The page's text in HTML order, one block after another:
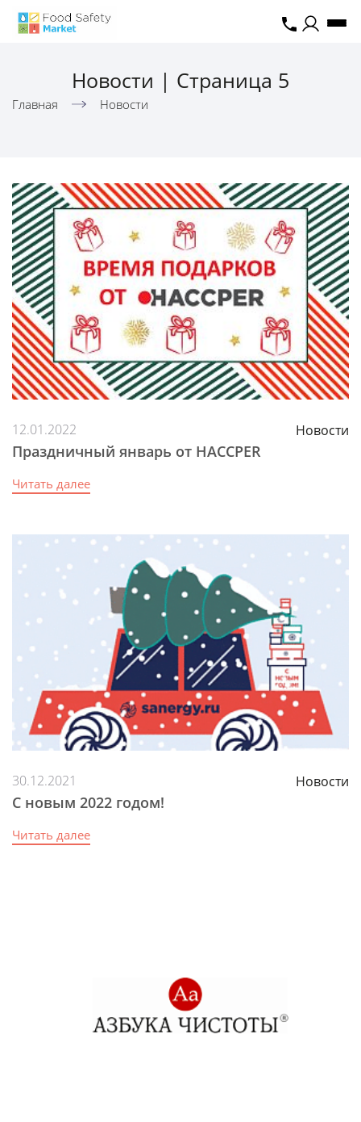
Новости | Страница 5
Главная Новости
12.01.2022 Новости
Праздничный январь от HACCPER
Читать далее
30.12.2021 Новости
С новым 2022 годом!
Читать далее